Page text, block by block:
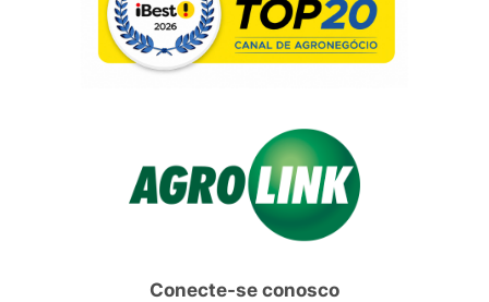
Conecte-se conosco